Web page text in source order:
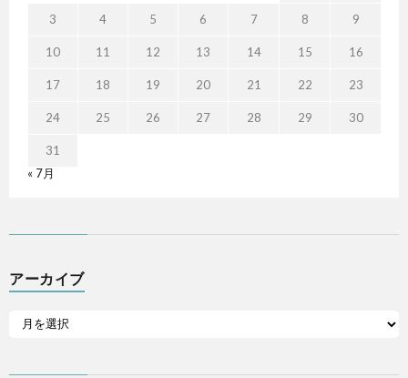
3 4 5 6 7 8 9
10 11 12 13 14 15 16
17 18 19 20 21 22 23
24 25 26 27 28 29 30
31
« 7月
アーカイブ